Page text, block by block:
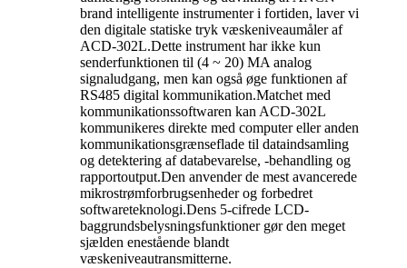
brand intelligente instrumenter i fortiden, laver vi
den digitale statiske tryk væskeniveaumåler af
ACD-302L.Dette instrument har ikke kun
senderfunktionen til (4 ~ 20) MA analog
signaludgang, men kan også øge funktionen af ​​
RS485 digital kommunikation.Matchet med
kommunikationssoftwaren kan ACD-302L
kommunikeres direkte med computer eller anden
kommunikationsgrænseflade til dataindsamling
og detektering af databevarelse, -behandling og
rapportoutput.Den anvender de mest avancerede
mikrostrømforbrugsenheder og forbedret
softwareteknologi.Dens 5-cifrede LCD-
baggrundsbelysningsfunktioner gør den meget
sjælden enestående blandt
væskeniveautransmitterne.